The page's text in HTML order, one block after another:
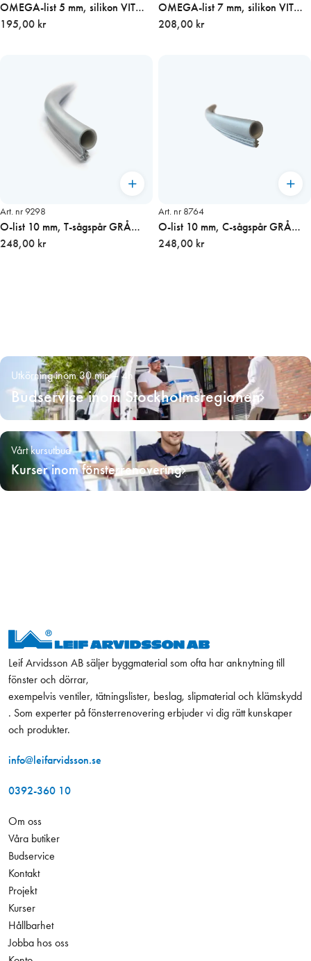
OMEGA-list 5 mm, silikon VIT
konsumentförp. 8 m
195,00 kr
OMEGA-list 7 mm, silikon VIT
konsumentförp. 8 m
208,00 kr
Art. nr 9298
O-list 10 mm, T-sågspår GRÅ
konsumentförp. 8 m
248,00 kr
Art. nr 8764
O-list 10 mm, C-sågspår GRÅ
konsumentförp. 8 m
248,00 kr
Utkörning inom 30 min – 4h
Budservice inom Stockholmsregionen
Vårt kursutbud
Kurser inom fönsterrenovering
Leif Arvidsson AB säljer byggmaterial som ofta har anknytning till
fönster och dörrar,
exempelvis ventiler, tätningslister, beslag, slipmaterial och klämskydd
. Som experter på fönsterrenovering erbjuder vi dig rätt kunskaper
och produkter.
info@leifarvidsson.se
0392-360 10
Om oss
Våra butiker
Budservice
Kontakt
Projekt
Kurser
Hållbarhet
Jobba hos oss